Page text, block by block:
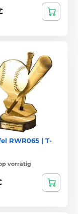
RWR065 | T-
vorrätig